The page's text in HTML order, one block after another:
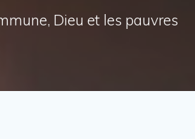
Dieu et les pauvres